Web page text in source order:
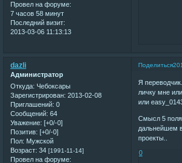
Провел на форуме:
7 часов 58 минут
Последний визит:
2013-03-06 11:13:13
Поделиться
dazli
Администратор
Откуда: Чебоксары
Зарегистрирован: 2013-02-08
Приглашений: 0
Сообщений: 64
Уважение: [+0/-0]
Позитив: [+0/-0]
Пол: Мужской
Возраст: 34 [1991-11-14]
Провел на форуме:
Я
личку мне
или
Смысл 5
дальнейшем
проекты..
0